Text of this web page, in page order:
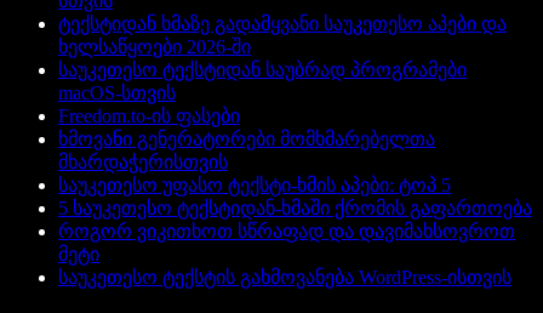
ტექსტიდან ხმაზე გადამყვანი საუკეთესო აპები და
ხელსაწყოები 2026-ში
საუკეთესო ტექსტიდან საუბრად პროგრამები
macOS-სთვის
Freedom.to-ის ფასები
ხმოვანი გენერატორები მომხმარებელთა
მხარდაჭერისთვის
საუკეთესო უფასო ტექსტი-ხმის აპები: ტოპ 5
5 საუკეთესო ტექსტიდან-ხმაში ქრომის გაფართოება
როგორ ვიკითხოთ სწრაფად და დავიმახსოვროთ
მეტი
საუკეთესო ტექსტის გახმოვანება WordPress-ისთვის